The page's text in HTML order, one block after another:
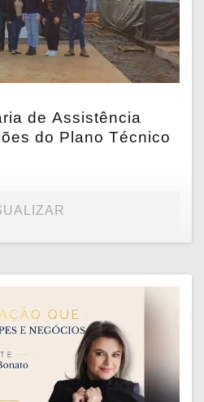
de Assistência
do Plano Técnico